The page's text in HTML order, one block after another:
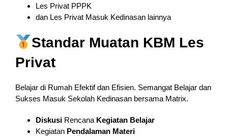
Les Privat PPPK
dan Les Privat Masuk Kedinasan lainnya
Standar Muatan KBM Les
Privat
Belajar di Rumah Efektif dan Efisien. Semangat Belajar dan
Sukses Masuk Sekolah Kedinasan bersama Matrix.
Diskusi Rencana Kegiatan Belajar
Kegiatan Pendalaman Materi